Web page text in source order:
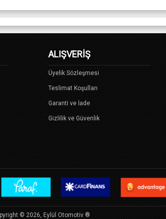
ALIŞVERİŞ
Üyelik Sözleşmesi
Teslimat Koşulları
Garanti ve İade
Gizlilik ve Güvenlik
© 2026, Eylül Otomotiv ®